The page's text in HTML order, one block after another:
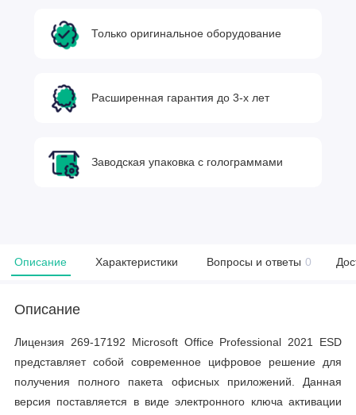
Только оригинальное оборудование
Расширенная гарантия до 3-х лет
Заводская упаковка с голограммами
Описание Характеристики Вопросы и ответы 0
Описание
Лицензия 269-17192 Microsoft Office Professional 2021 ESD
представляет собой современное цифровое решение для
получения полного пакета офисных приложений. Данная
версия поставляется в виде электронного ключа активации